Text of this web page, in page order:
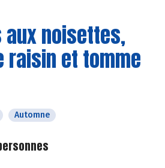
noisettes,
raisin et tomme
Automne